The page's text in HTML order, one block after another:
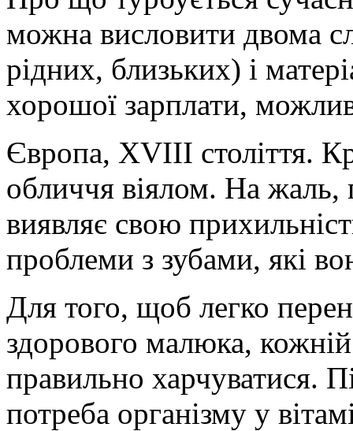
можна висловити двома
рідних, близьких) і
хорошої зарплати,
Європа, XVIII століття.
обличчя віялом. На жаль,
виявляє свою
проблеми з зубами, які
Для того, щоб легко
здорового малюка,
правильно харчуватися.
потреба організму у